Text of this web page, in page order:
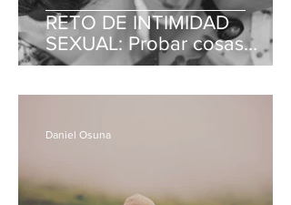
RETO DE INTIMIDAD
SEXUAL: Probar cosas
nuevas.
Daniel Osuna